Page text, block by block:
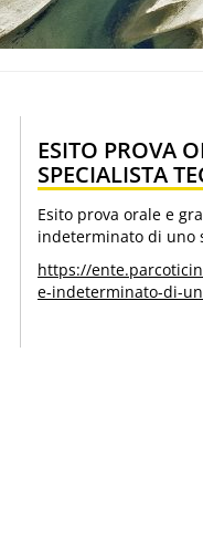
ESITO PROVA
SPECIALISTA
Esito prova orale e
indeterminato di uno
https://
e-indeterminato-di-